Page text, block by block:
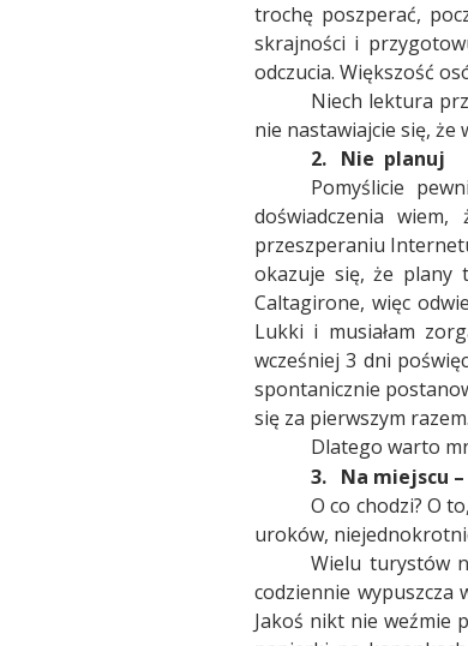
trochę poszperać,
skrajności i
odczucia. Większość
Niech lektura
nie nastawiajcie się, że
2. Nie planuj
Pomyślicie
doświadczenia
przeszperaniu
okazuje się, że plany
Caltagirone, więc
Lukki i musiałam
wcześniej 3 dni
spontanicznie
się za pierwszym razem.
Dlatego warto
3. Na miejscu
O co chodzi? O
uroków,
Wielu turystów
codziennie wypuszcza
Jakoś nikt nie weźmie